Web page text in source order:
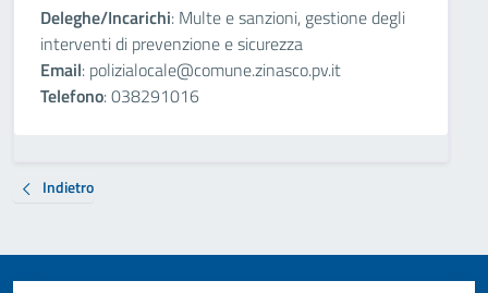
Deleghe/Incarichi: Multe e sanzioni, gestione degli
interventi di prevenzione e sicurezza
Email: polizialocale@comune.zinasco.pv.it
Telefono: 038291016
Indietro